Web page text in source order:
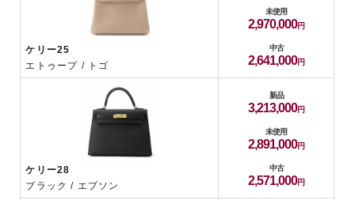
ケリー25
エトゥープ / トゴ
未使用
2,970,000
中古
2,641,000
ケリー28
ブラック / エプソン
新品
3,213,000
未使用
2,891,000
中古
2,571,000